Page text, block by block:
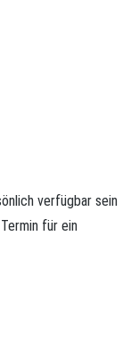
verfügbar sein
für ein